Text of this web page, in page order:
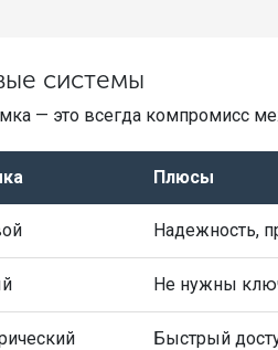
системы
— это всегда компромисс
Плюсы
Надежность,
Не нужны
Быстрый